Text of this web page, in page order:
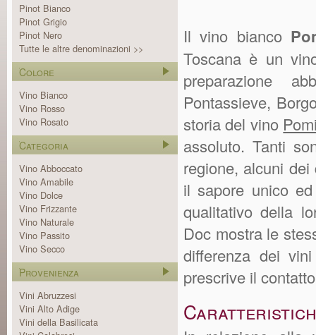
Pinot Bianco
Pinot Grigio
Pinot Nero
Tutte le altre denominazioni >>
Colore
Vino Bianco
Vino Rosso
Vino Rosato
Categoria
Vino Abboccato
Vino Amabile
Vino Dolce
Vino Frizzante
Vino Naturale
Vino Passito
Vino Secco
Provenienza
Vini Abruzzesi
Vini Alto Adige
Vini della Basilicata
Il vino bianco
Toscana è un
preparazione
Pontassieve,
storia del vino
assoluto. Tanti
regione, alcuni
il sapore unico
qualitativo della
Doc mostra le
differenza dei
prescrive il